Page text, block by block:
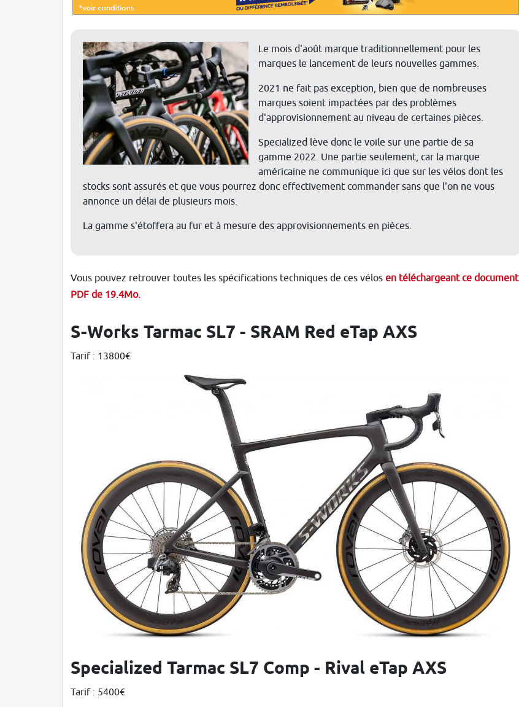
Le mois d'août marque traditionnellement pour les
marques le lancement de leurs nouvelles gammes.
2021 ne fait pas exception, bien que de nombreuses
marques soient impactées par des problèmes
d'approvisionnement au niveau de certaines pièces.
Specialized lève donc le voile sur une partie de sa
gamme 2022. Une partie seulement, car la marque
américaine ne communique ici que sur les vélos dont les
stocks sont assurés et que vous pourrez donc effectivement commander sans que l'on ne vous
annonce un délai de plusieurs mois.
La gamme s'étoffera au fur et à mesure des approvisionnements en pièces.
Vous pouvez retrouver toutes les spécifications techniques de ces vélos en téléchargeant ce document
PDF de 19.4Mo.
S-Works Tarmac SL7 - SRAM Red eTap AXS
Tarif : 13800€
Specialized Tarmac SL7 Comp - Rival eTap AXS
Tarif : 5400€